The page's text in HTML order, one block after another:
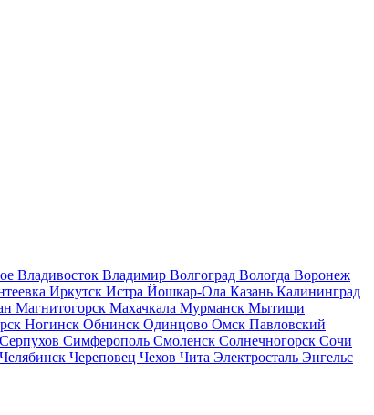
Владивосток Владимир Волгоград Вологда Воронеж
Иркутск Истра Йошкар-Ола Казань Калининград
Магнитогорск Махачкала Мурманск Мытищи
Ногинск Обнинск Одинцово Омск Павловский
Серпухов Симферополь Смоленск Солнечногорск Сочи
Челябинск Череповец Чехов Чита Электросталь Энгельс